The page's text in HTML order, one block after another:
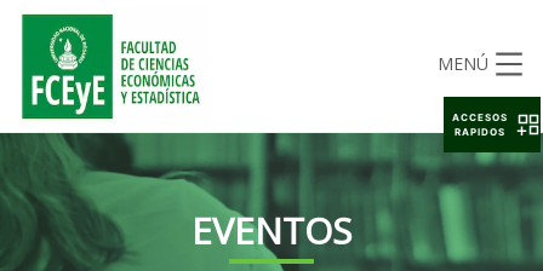
MENÚ
EVENTOS
ACCESOS
RAPIDOS